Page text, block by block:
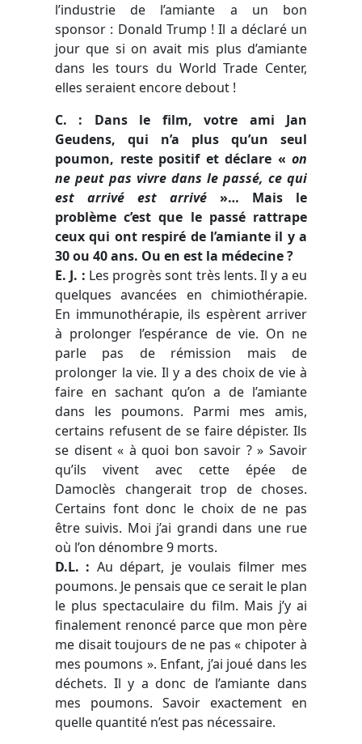
l’industrie de l’amiante a un bon
sponsor : Donald Trump ! Il a déclaré un
jour que si on avait mis plus d’amiante
dans les tours du World Trade Center,
elles seraient encore debout !
C. : Dans le film, votre ami Jan
Geudens, qui n’a plus qu’un seul
poumon, reste positif et déclare « on
ne peut pas vivre dans le passé, ce qui
est arrivé est arrivé »… Mais le
problème c’est que le passé rattrape
ceux qui ont respiré de l’amiante il y a
30 ou 40 ans. Ou en est la médecine ?
E. J. : Les progrès sont très lents. Il y a eu
quelques avancées en chimiothérapie.
En immunothérapie, ils espèrent arriver
à prolonger l’espérance de vie. On ne
parle pas de rémission mais de
prolonger la vie. Il y a des choix de vie à
faire en sachant qu’on a de l’amiante
dans les poumons. Parmi mes amis,
certains refusent de se faire dépister. Ils
se disent« à quoi bon savoir ? » Savoir
qu’ils vivent avec cette épée de
Damoclès changerait trop de choses.
Certains font donc le choix de ne pas
être suivis. Moi j’ai grandi dans une rue
où l’on dénombre 9 morts.
D.L. : Au départ, je voulais filmer mes
poumons. Je pensais que ce serait le plan
le plus spectaculaire du film. Mais j’y ai
finalement renoncé parce que mon père
me disait toujours de ne pas « chipoter à
mes poumons ». Enfant, j’ai joué dans les
déchets. Il y a donc de l’amiante dans
mes poumons. Savoir exactement en
quelle quantité n’est pas nécessaire.